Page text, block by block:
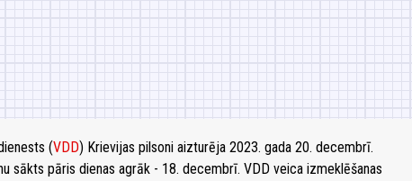
(VDD) Krievijas pilsoni aizturēja 2023. gada 20. decembrī.
sākts pāris dienas agrāk - 18. decembrī. VDD veica izmeklēšanas